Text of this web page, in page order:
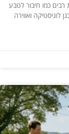
כמו חיבור לטבע
לוגיסטיקה ואווירה